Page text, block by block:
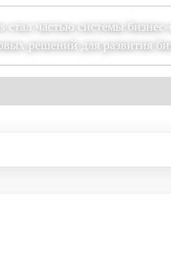
стал частью системы
решений для развития